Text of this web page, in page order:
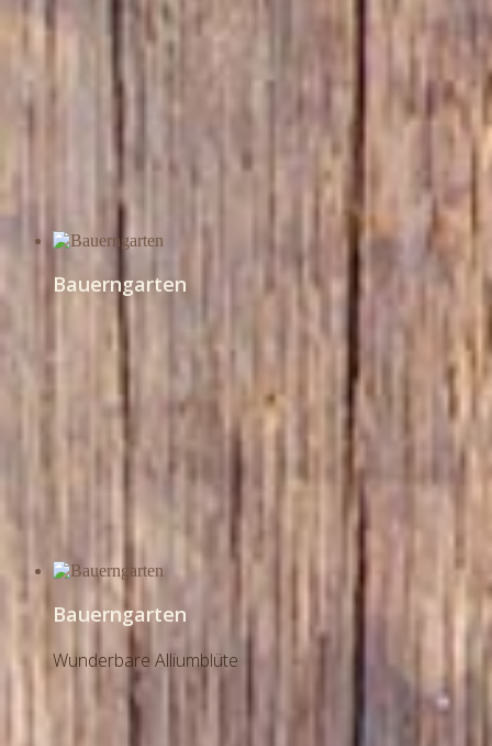
Bauerngarten
Bauerngarten
Wunderbare Alliumblüte